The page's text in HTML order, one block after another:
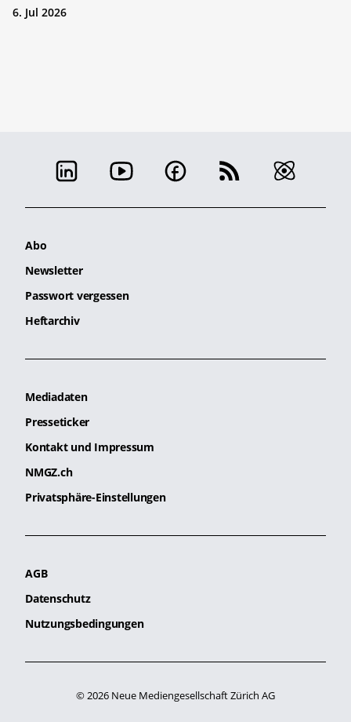
6. Jul 2026
Abo
Newsletter
Passwort vergessen
Heftarchiv
Mediadaten
Presseticker
Kontakt und Impressum
NMGZ.ch
Privatsphäre-Einstellungen
AGB
Datenschutz
Nutzungsbedingungen
© 2026 Neue Mediengesellschaft Zürich AG